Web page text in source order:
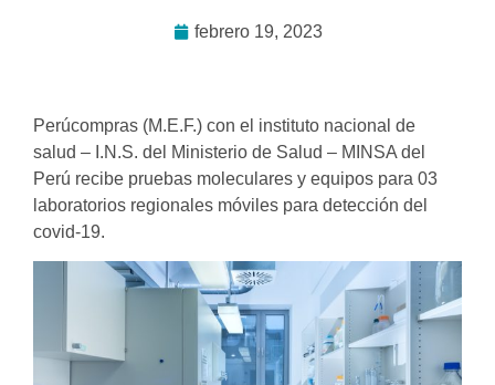
febrero 19, 2023
Perúcompras (M.E.F.) con el instituto nacional de
salud – I.N.S. del Ministerio de Salud – MINSA del
Perú recibe pruebas moleculares y equipos para 03
laboratorios regionales móviles para detección del
covid-19.